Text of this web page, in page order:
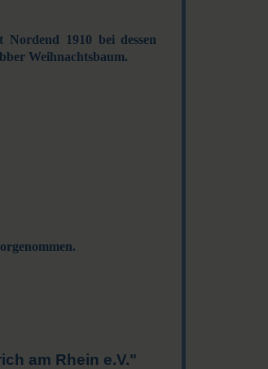
1910 bei dessen
Weihnachtsbaum.
am Rhein e.V."